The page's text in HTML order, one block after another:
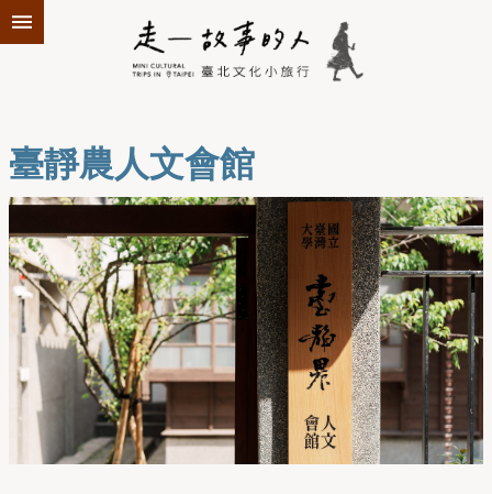
跳到主要內容區塊
臺靜農人文會館